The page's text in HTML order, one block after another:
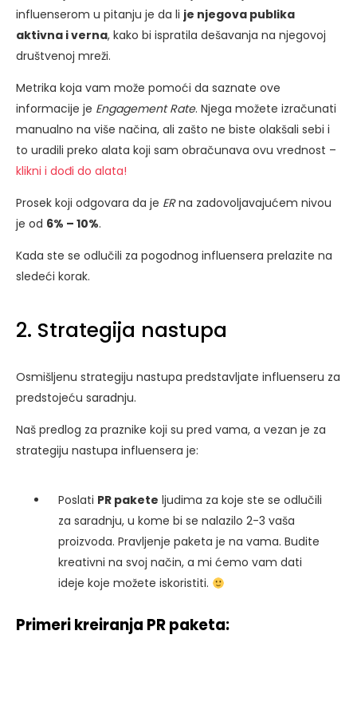
influenserom u pitanju je da li je njegova publika
aktivna i verna, kako bi ispratila dešavanja na njegovoj
društvenoj mreži.
Metrika koja vam može pomoći da saznate ove
informacije je Engagement Rate. Njega možete izračunati
manualno na više načina, ali zašto ne biste olakšali sebi i
to uradili preko alata koji sam obračunava ovu vrednost –
klikni i dođi do alata!
Prosek koji odgovara da je ERna zadovoljavajućem nivou
je od 6% – 10%.
Kada ste se odlučili za pogodnog influensera prelazite na
sledeći korak.
2. Strategija nastupa
Osmišljenu strategiju nastupa predstavljate influenseru za
predstojeću saradnju.
Naš predlog za praznike koji su pred vama, a vezan je za
strategiju nastupa influensera je:
Poslati PR pakete ljudima za koje ste se odlučili
za saradnju, u kome bi se nalazilo 2-3 vaša
proizvoda. Pravljenje paketa je na vama. Budite
kreativni na svoj način, a mi ćemo vam dati
ideje koje možete iskoristiti.
Primeri kreiranja PR paketa: